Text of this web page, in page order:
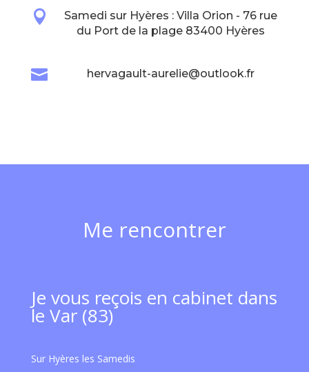

Samedi sur Hyères : Villa Orion - 76 rue
du Port de la plage 83400 Hyères
 hervagault-aurelie@outlook.fr
Me rencontrer
Je vous reçois en cabinet dans
le Var (83)
Sur Hyères les Samedis